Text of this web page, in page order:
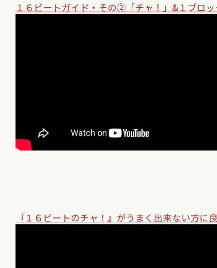
１６ビートガイド・その②「チャ！」&１ブロ
『１６ビートのチャ！』がうまく出来ない方に